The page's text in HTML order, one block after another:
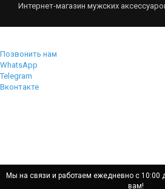
Интернет-магазин мужских
Мы на связи и работаем ежедневно с 10:00
вам!
Мы на связи и работаем ежедневно с 10:00
вам!
Позвонить нам
WhatsApp
Telegram
Вконтакте